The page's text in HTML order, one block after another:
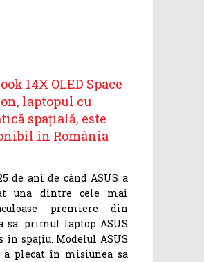
14X OLED Space
laptopul cu
spațială, este
în România
de ani de când ASUS a
una dintre cele mai
premiere din
sa: primul laptop ASUS
spațiu. Modelul ASUS
a plecat în misiunea sa